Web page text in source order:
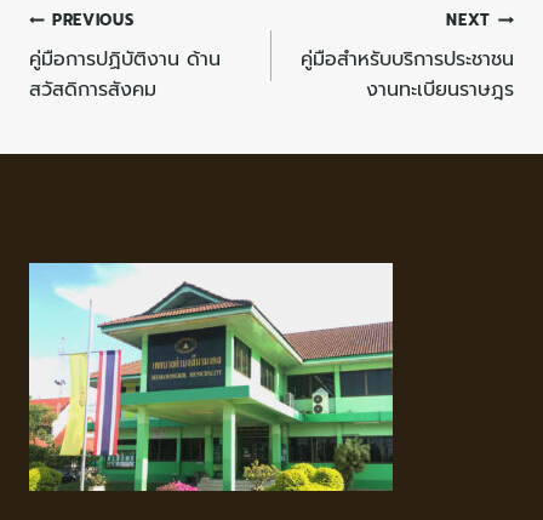
PREVIOUS
คู่มือการปฏิบัติงาน ด้าน
สวัสดิการสังคม
NEXT
คู่มือสำหรับบริการประชาชน
งานทะเบียนราษฎร